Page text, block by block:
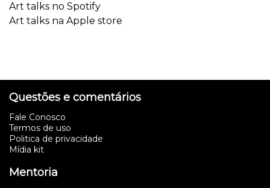
Art talks no Spotify
Art talks na Apple store
Questões e comentários
Fale Conosco
Termos de uso
Politica de privacidade
Mídia kit
Mentoria